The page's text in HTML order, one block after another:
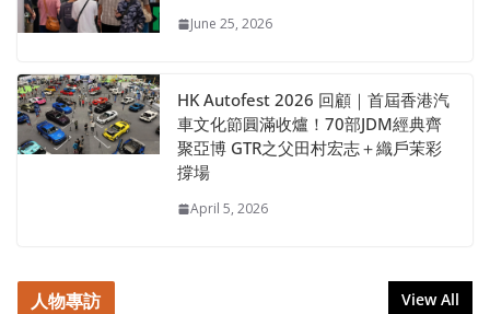
June 25, 2026
HK Autofest 2026 回顧｜首屆香港汽
車文化節圓滿收爐！70部JDM經典齊
聚亞博 GTR之父田村宏志＋織戶茉彩
撐場
April 5, 2026
人物專訪 View All